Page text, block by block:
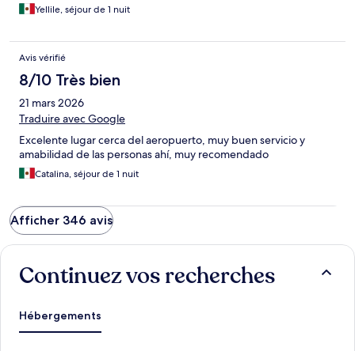
Yellile, séjour de 1 nuit
Avis vérifié
8/10 Très bien
21 mars 2026
Traduire avec Google
Excelente lugar cerca del aeropuerto, muy buen servicio y
amabilidad de las personas ahí, muy recomendado
Catalina, séjour de 1 nuit
Afficher 346 avis
Continuez vos recherches
Hébergements